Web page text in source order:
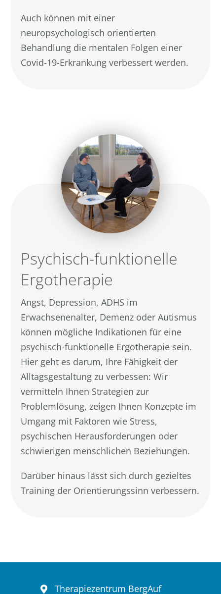
Auch können mit einer
neuropsychologisch orientierten
Behandlung die mentalen Folgen einer
Covid-19-Erkrankung verbessert werden.
Psychisch-funktionelle
Ergotherapie
Angst, Depression, ADHS im
Erwachsenenalter, Demenz oder Autismus
können mögliche Indikationen für eine
psychisch-funktionelle Ergotherapie sein.
Hier geht es darum, Ihre Fähigkeit der
Alltagsgestaltung zu verbessen: Wir
vermitteln Ihnen Strategien zur
Problemlösung, zeigen Ihnen Konzepte im
Umgang mit Faktoren wie Stress,
psychischen Herausforderungen oder
schwierigen menschlichen Beziehungen.
Darüber hinaus lässt sich durch gezieltes
Training der Orientierungssinn verbessern.
Therapiezentrum BergAuf